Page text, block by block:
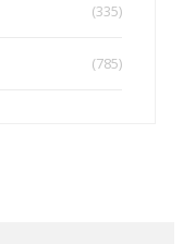
(335)
(785)